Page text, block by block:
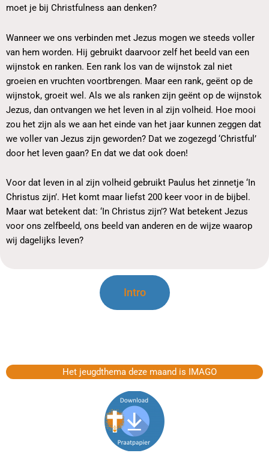
moet je bij Christfulness aan denken?
Wanneer we ons verbinden met Jezus mogen we steeds voller
van hem worden. Hij gebruikt daarvoor zelf het beeld van een
wijnstok en ranken. Een rank los van de wijnstok zal niet
groeien en vruchten voortbrengen. Maar een rank, geënt op de
wijnstok, groeit wel. Als we als ranken zijn geënt op de wijnstok
Jezus, dan ontvangen we het leven in al zijn volheid. Hoe mooi
zou het zijn als we aan het einde van het jaar kunnen zeggen dat
we voller van Jezus zijn geworden? Dat we zogezegd ‘Christful’
door het leven gaan? En dat we dat ook doen!
Voor dat leven in al zijn volheid gebruikt Paulus het zinnetje ‘In
Christus zijn’. Het komt maar liefst 200 keer voor in de bijbel.
Maar wat betekent dat: ‘In Christus zijn’? Wat betekent Jezus
voor ons zelfbeeld, ons beeld van anderen en de wijze waarop
wij dagelijks leven?
Intro
Het jeugdthema deze maand is IMAGO